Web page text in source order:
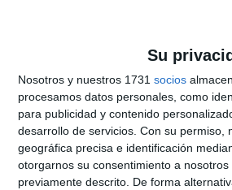
Su
Nosotros y nuestros 1731 socios
procesamos datos personales, como
para publicidad y contenido
desarrollo de servicios. Con su permiso,
geográfica precisa e identificación
otorgarnos su consentimiento a
previamente descrito. De forma